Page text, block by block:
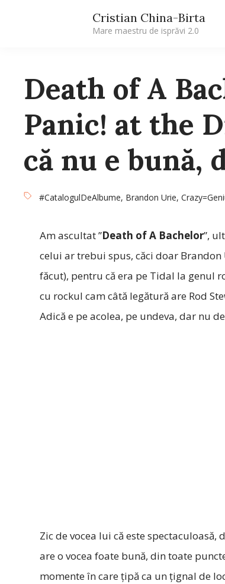
Cristian China-Birta
Mare maestru de isprăvi 2.0
Death of A
Panic! at the
că nu e bună,
#CatalogulDeAlbume, Brandon Urie,
Am ascultat ”Death of A Bachelor”,
celui ar trebui spus, căci doar
făcut), pentru că era pe Tidal la genul
cu rockul cam câtă legătură are Rod
Adică e pe acolea, pe undeva, dar nu
Zic de vocea lui că este
are o vocea foate bună, din toate
momente în care țipă ca un țignal de